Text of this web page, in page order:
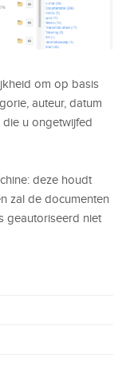
om op basis
auteur, datum
u ongetwijfed
deze houdt
zal de documenten
geautoriseerd niet